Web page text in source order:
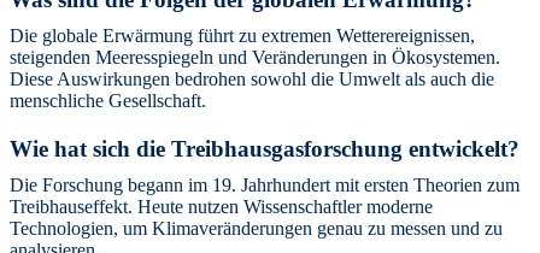
Die globale Erwärmung führt zu extremen Wetterereignissen,
steigenden Meeresspiegeln und Veränderungen in Ökosystemen.
Diese Auswirkungen bedrohen sowohl die Umwelt als auch die
menschliche Gesellschaft.
Wie hat sich die Treibhausgasforschung entwickelt?
Die Forschung begann im 19. Jahrhundert mit ersten Theorien zum
Treibhauseffekt. Heute nutzen Wissenschaftler moderne
Technologien, um Klimaveränderungen genau zu messen und zu